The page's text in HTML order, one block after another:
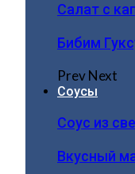
Салат с
Бибим
PrevNext
Соусы
Соус из
Вкусный